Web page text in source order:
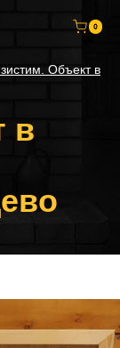
0
Объект в
в